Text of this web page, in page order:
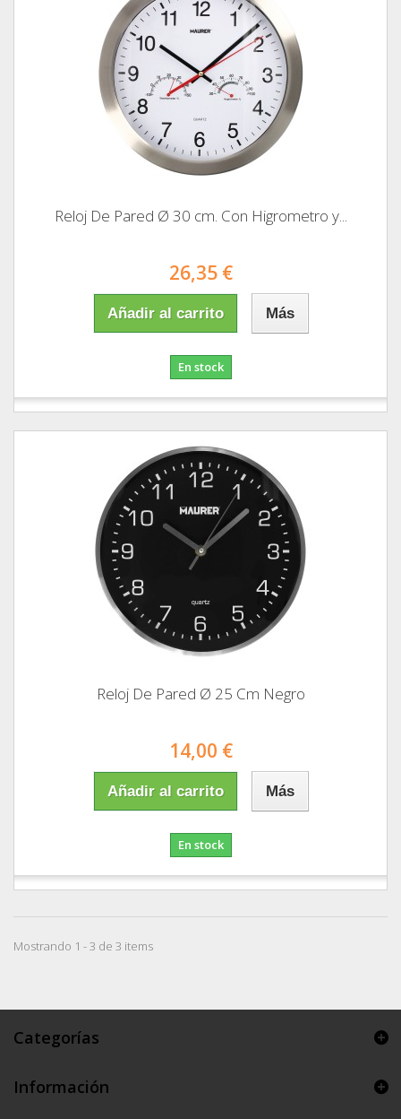
Reloj De Pared Ø 30 cm. Con Higrometro y...
26,35 €
Añadir al carrito Más
En stock
Reloj De Pared Ø 25 Cm Negro
14,00 €
Añadir al carrito Más
En stock
Mostrando 1 - 3 de 3 items
Categorías
Información